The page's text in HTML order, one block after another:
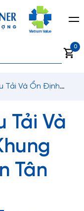
0
Tải Và
Tân